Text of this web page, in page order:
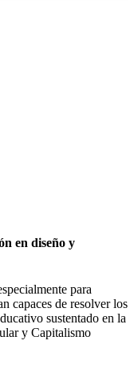
en diseño y
para
capaces de resolver los
sustentado en la
y Capitalismo